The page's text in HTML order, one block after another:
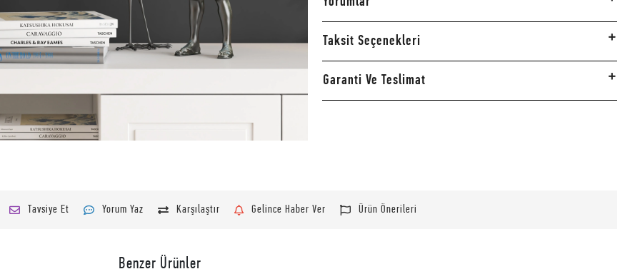
Taksit Seçenekleri
Garanti Ve Teslimat
Tavsiye Et Yorum Yaz Karşılaştır Gelince Haber Ver Ürün Önerileri
Benzer Ürünler